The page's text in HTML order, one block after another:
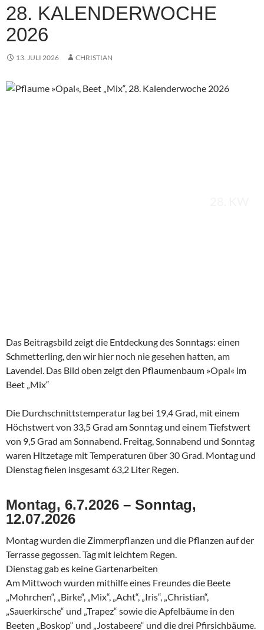
28. KALENDERWOCHE
2026
13. JULI 2026 CHRISTIAN
Das Beitragsbild zeigt die Entdeckung des Sonntags: einen
Schmetterling, den wir hier noch nie gesehen hatten, am
Lavendel. Das Bild oben zeigt den Pflaumenbaum »Opal« im
Beet „Mix“
Die Durchschnittstemperatur lag bei 19,4 Grad, mit einem
Höchstwert von 33,5 Grad am Sonntag und einem Tiefstwert
von 9,5 Grad am Sonnabend. Freitag, Sonnabend und Sonntag
waren Hitzetage mit Temperaturen über 30 Grad. Montag und
Dienstag fielen insgesamt 63,2 Liter Regen.
Montag, 6.7.2026 – Sonntag,
12.07.2026
Montag wurden die Zimmerpflanzen und die Pflanzen auf der
Terrasse gegossen. Tag mit leichtem Regen.
Dienstag gab es keine Gartenarbeiten
Am Mittwoch wurden mithilfe eines Freundes die Beete
„Mohrchen“, „Birke“, „Mix“, „Acht“, „Iris“, „Christian“,
„Sauerkirsche“ und „Trapez“ sowie die Apfelbäume in den
Beeten „Boskop“ und „Jostabeere“ und die drei Pfirsichbäume.